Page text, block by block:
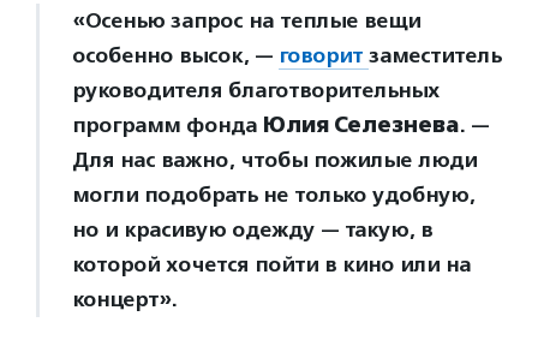
«Осенью запрос на теплые вещи
особенно высок, — говорит заместитель
руководителя благотворительных
программ фонда Юлия Селезнева. —
Для нас важно, чтобы пожилые люди
могли подобрать не только удобную,
но и красивую одежду — такую, в
которой хочется пойти в кино или на
концерт».